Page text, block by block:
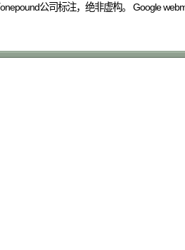
公司标注，绝非虚构。 Google